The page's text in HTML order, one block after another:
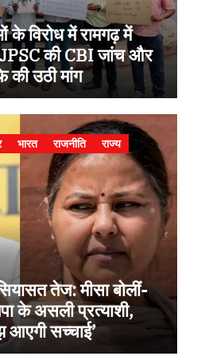
के विरोध में रामगढ़ में
की CBI जांच और
की उठी मांग
भारत राजनीति राज्य
तेज: मीसा बोलीं-
के असली प्रत्याशी,
सच्चाई’